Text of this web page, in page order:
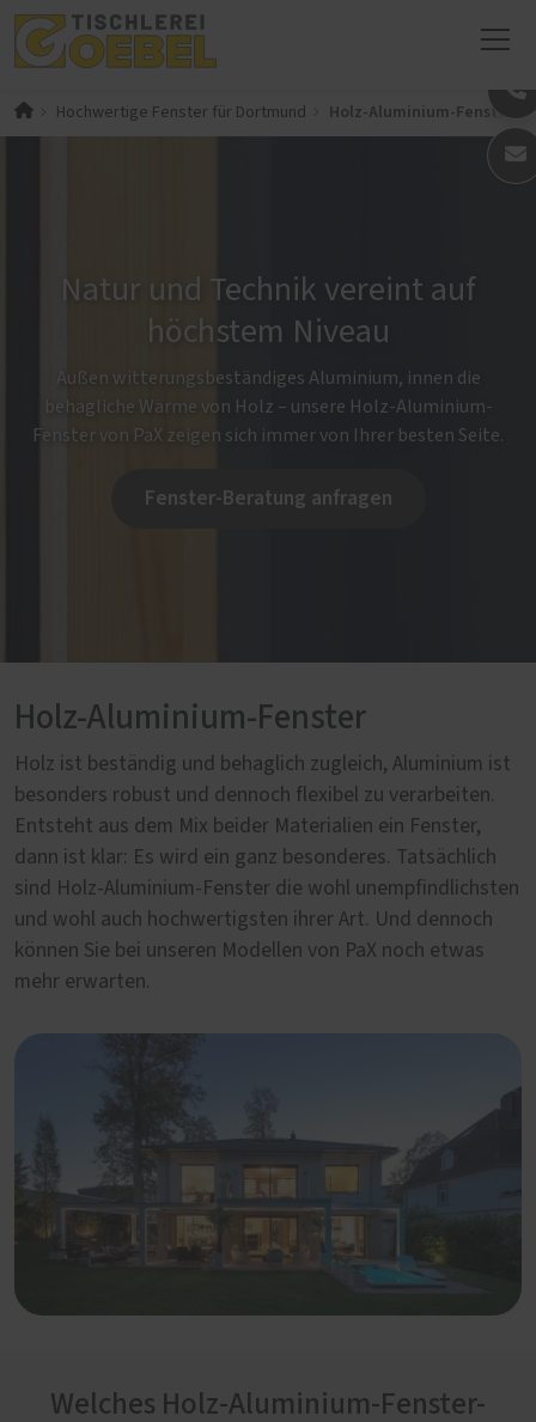
Hochwertige Fenster für Dortmund Holz-Aluminium-Fenster
Natur und Technik vereint auf
höchstem Niveau
Außen witterungsbeständiges Aluminium, innen die
behagliche Wärme von Holz – unsere Holz-Aluminium-
Fenster von PaX zeigen sich immer von Ihrer besten Seite.
Fenster-Beratung anfragen
Holz-Aluminium-Fenster
Holz ist beständig und behaglich zugleich, Aluminium ist
besonders robust und dennoch flexibel zu verarbeiten.
Entsteht aus dem Mix beider Materialien ein Fenster,
dann ist klar: Es wird ein ganz besonderes. Tatsächlich
sind Holz-Aluminium-Fenster die wohl unempfindlichsten
und wohl auch hochwertigsten ihrer Art. Und dennoch
können Sie bei unseren Modellen von PaX noch etwas
mehr erwarten.
Welches Holz-Aluminium-Fenster-